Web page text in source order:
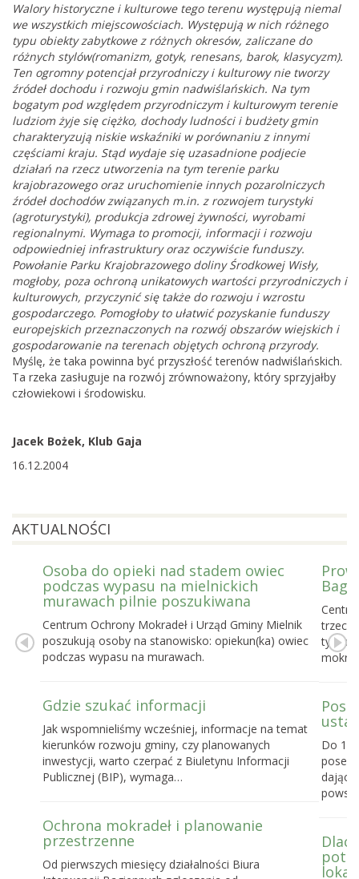
Walory historyczne i kulturowe tego terenu występują niemal
we wszystkich miejscowościach. Występują w nich różnego
typu obiekty zabytkowe z różnych okresów, zaliczane do
różnych stylów(romanizm, gotyk, renesans, barok, klasycyzm).
Ten ogromny potencjał przyrodniczy i kulturowy nie tworzy
źródeł dochodu i rozwoju gmin nadwiślańskich. Na tym
bogatym pod względem przyrodniczym i kulturowym terenie
ludziom żyje się ciężko, dochody ludności i budżety gmin
charakteryzują niskie wskaźniki w porównaniu z innymi
częściami kraju. Stąd wydaje się uzasadnione podjecie
działań na rzecz utworzenia na tym terenie parku
krajobrazowego oraz uruchomienie innych pozarolniczych
źródeł dochodów związanych m.in. z rozwojem turystyki
(agroturystyki), produkcja zdrowej żywności, wyrobami
regionalnymi. Wymaga to promocji, informacji i rozwoju
odpowiedniej infrastruktury oraz oczywiście funduszy.
Powołanie Parku Krajobrazowego doliny Środkowej Wisły,
mogłoby, poza ochroną unikatowych wartości przyrodniczych i
kulturowych, przyczynić się także do rozwoju i wzrostu
gospodarczego. Pomogłoby to ułatwić pozyskanie funduszy
europejskich przeznaczonych na rozwój obszarów wiejskich i
gospodarowanie na terenach objętych ochroną przyrody.
Myślę, że taka powinna być przyszłość terenów nadwiślańskich.
Ta rzeka zasługuje na rozwój zrównoważony, który sprzyjałby
człowiekowi i środowisku.
Jacek Bożek, Klub Gaja
16.12.2004
AKTUALNOŚCI
Osoba do opieki nad stadem owiec
podczas wypasu na mielnickich
murawach pilnie poszukiwana
Centrum Ochrony Mokradeł i Urząd Gminy Mielnik
poszukują osoby na stanowisko: opiekun(ka) owiec
podczas wypasu na murawach.
Gdzie szukać informacji
Jak wspomnieliśmy wcześniej, informacje na temat
kierunków rozwoju gminy, czy planowanych
inwestycji, warto czerpać z Biuletynu Informacji
Publicznej (BIP), wymaga…
Ochrona mokradeł i planowanie
przestrzenne
Od pierwszych miesięcy działalności Biura
Do 16